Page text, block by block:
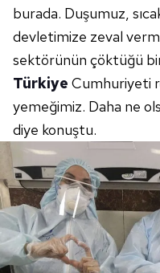
burada. Duşumuz,
devletimize zeval
sektörünün çöktüğü
Türkiye Cumhuriyeti
yemeğimiz. Daha ne
diye konuştu.